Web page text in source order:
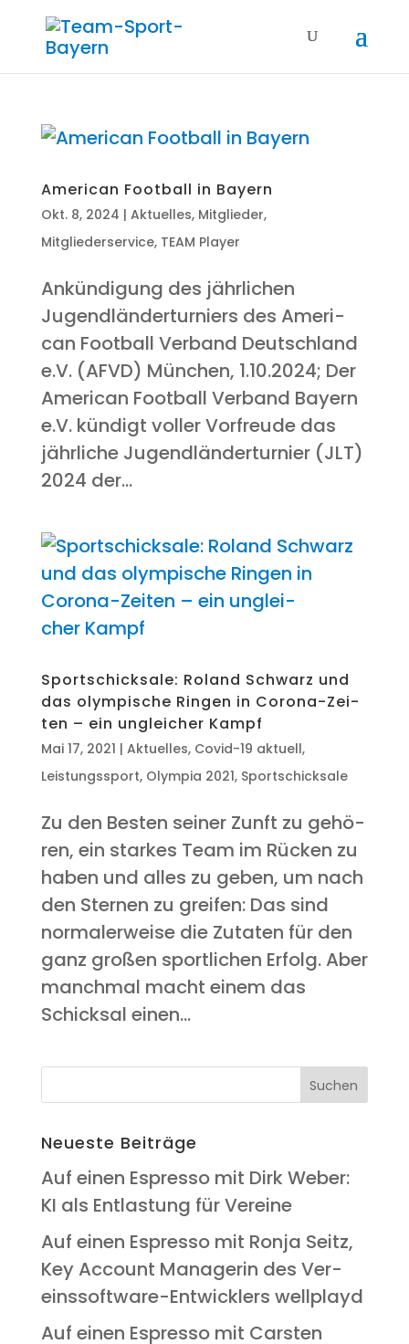
Ame­ri­can Foot­ball in Bayern
Okt. 8, 2024 | Aktuelles, Mitglieder,
Mitgliederservice, TEAM Player
Ankün­di­gung des jähr­li­chen
Jugend­län­der­tur­niers des Ame­ri­
can Foot­ball Ver­band Deutsch­land
e.V. (AFVD) Mün­chen, 1.10.2024; Der
Ame­ri­can Foot­ball Ver­band Bay­ern
e.V. kün­digt vol­ler Vor­freu­de das
jähr­li­che Jugend­län­der­tur­nier (JLT)
2024 der...
Sport­schick­sa­le: Roland Schwarz und
das olym­pi­sche Rin­gen in Coro­na-Zei­
ten – ein unglei­cher Kampf
Mai 17, 2021 | Aktuelles, Covid-19 aktuell,
Leistungssport, Olympia 2021, Sportschicksale
Zu den Bes­ten sei­ner Zunft zu gehö­
ren, ein star­kes Team im Rücken zu
haben und alles zu geben, um nach
den Ster­nen zu grei­fen: Das sind
nor­ma­ler­wei­se die Zuta­ten für den
ganz gro­ßen sport­li­chen Erfolg. Aber
manch­mal macht einem das
Schick­sal einen...
Neu­es­te Beiträge
Auf einen Espres­so mit Dirk Weber:
KI als Ent­las­tung für Vereine
Auf einen Espres­so mit Ron­ja Seitz,
Key Account Mana­ge­rin des Ver­
eins­soft­ware-Ent­wick­lers wellplayd
Auf einen Espres­so mit Cars­ten